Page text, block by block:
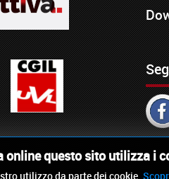
online questo sito utilizza i
utilizzo da parte dei cookie.